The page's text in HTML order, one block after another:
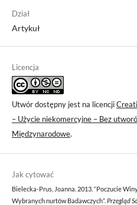
Dział
Artykuł
Licencja
Utwór dostępny jest na licencji
– Użycie niekomercyjne – Bez
Międzynarodowe.
Jak cytować
Bielecka-Prus, Joanna. 2013. “Poczucie
Wybranych nurtów Badawczych”. Przegląd